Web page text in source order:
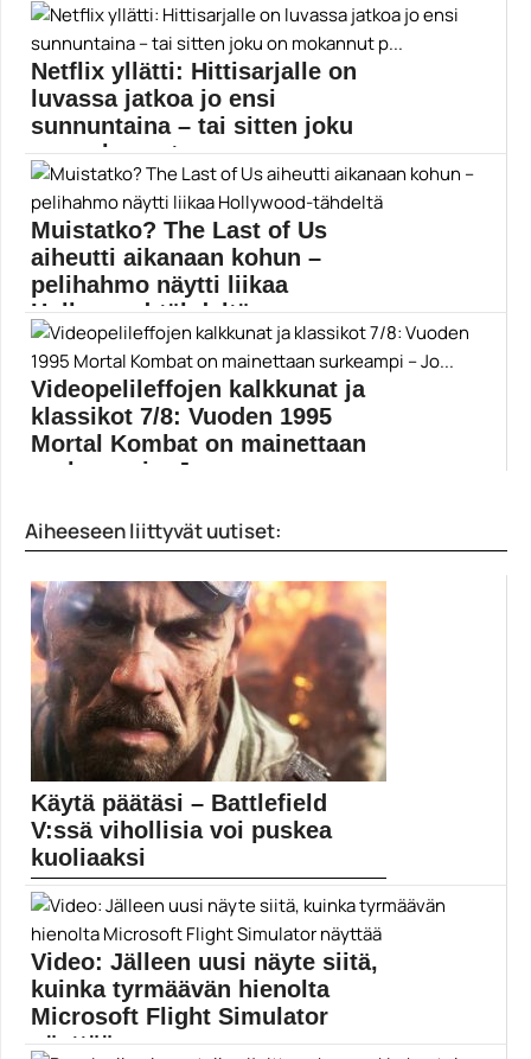
The Pokémon Company on julkistanut virallisen
fanituotteen, joka...
Elokuvauutiset
Netflix yllätti: Hittisarjalle on
luvassa jatkoa jo ensi
sunnuntaina – tai sitten joku
on mokannut p...
Konamin suosittuun Castlevania-videopelisarjaan
pohjautuvalle Netflix-sarjalle on odotettu kolmatta...
Castlevania
Muistatko? The Last of Us
aiheutti aikanaan kohun –
pelihahmo näytti liikaa
Hollywood-tähdeltä
Myös alkuperäinen The Last of Us aiheutti aikanaan...
Ellen Page
Videopelileffojen kalkkunat ja
klassikot 7/8: Vuoden 1995
Mortal Kombat on mainettaan
surkeampi – Jo...
ja tunnetuinta video-...
Aiheeseen liittyvät uutiset:
Käytä päätäsi – Battlefield
V:ssä vihollisia voi puskea
kuoliaaksi
Battlefield V tarjoaa paljon strategisia ja taktisia
Battlefield V
Video: Jälleen uusi näyte siitä,
kuinka tyrmäävän hienolta
Microsoft Flight Simulator
näyttää